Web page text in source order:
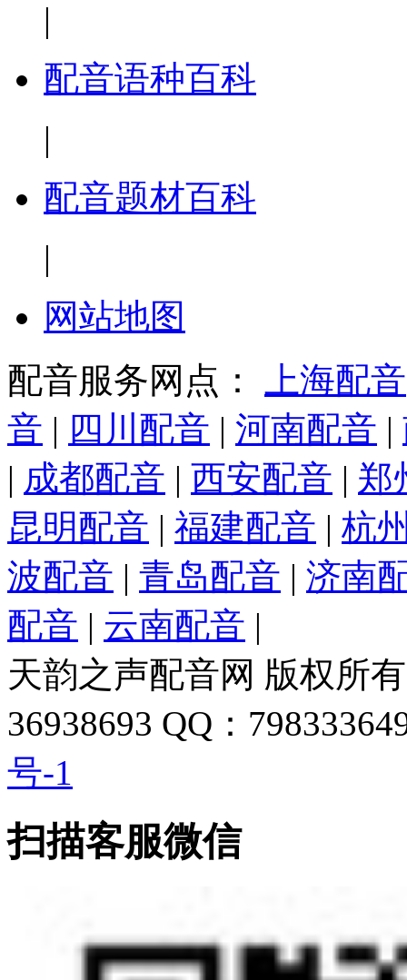
|
配音语种百科
|
配音题材百科
|
网站地图
配音服务网点：
上海配音
音 | 四川配音 | 河南配音 |
| 成都配音 | 西安配音 | 郑
昆明配音 | 福建配音 | 杭
波配音 | 青岛配音 | 济南
配音 | 云南配音 |
天韵之声配音网 版权所
36938693 QQ：
号-1
扫描客服微信